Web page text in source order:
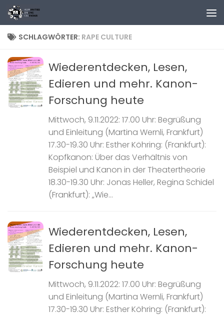
Zum Inhalt springen
SCHLAGWÖRTER: RAPE CULTURE
Wiederentdecken, Lesen,
Edieren und mehr. Kanon-
Forschung heute
Mittwoch, 9.11.2022: 17.00 Uhr: Begrüßung
und Einleitung (Martina Wernli, Frankfurt)
17.30-19.30 Uhr: Esther Köhring: (Frankfurt):
Kopfkanon: Über das Verhältnis von
Beispiel und Kanon in der Theatertheorie
18.30-19.30 Uhr: Jonas Heller, Regina Schidel
(Frankfurt): „Wie...
Wiederentdecken, Lesen,
Edieren und mehr. Kanon-
Forschung heute
Mittwoch, 9.11.2022: 17.00 Uhr: Begrüßung
und Einleitung (Martina Wernli, Frankfurt)
17.30-19.30 Uhr: Esther Köhring: (Frankfurt):